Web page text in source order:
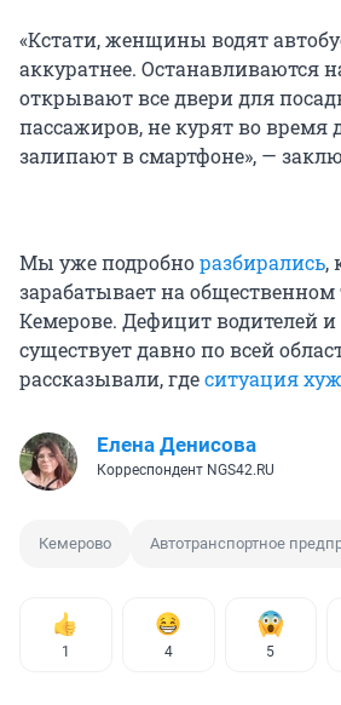
«Кстати, женщины водят
аккуратнее. Останавливаются
открывают все двери для
пассажиров, не курят во время
залипают в смартфоне», —
Мы уже подробноразбирались,
зарабатывает на общественном
Кемерове. Дефицит водителей
существует давно по всей
рассказывали, гдеситуация
Елена Денисова
Корреспондент NGS42.RU
Кемерово Автотранспортное
1 4 5